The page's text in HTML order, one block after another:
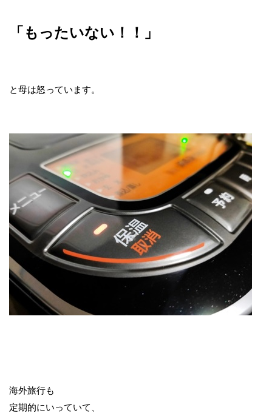
「もったいない！！」
と母は怒っています。
海外旅行も
定期的にいっていて、